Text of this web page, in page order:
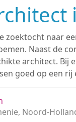
zoektocht naar
Naast de
architect. Bij
goed op een rij
Noord-